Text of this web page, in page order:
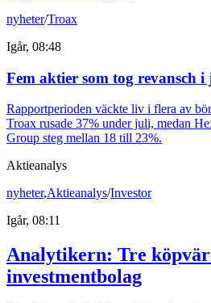
nyheter/Troax
Igår, 08:48
Fem aktier som tog revansch i
Rapportperioden väckte liv i flera av
Troax rusade 37% under juli, medan
Group steg mellan 18 till 23%.
Aktieanalys
nyheter,Aktieanalys/Investor
Igår, 08:11
Analytikern: Tre
investmentbolag